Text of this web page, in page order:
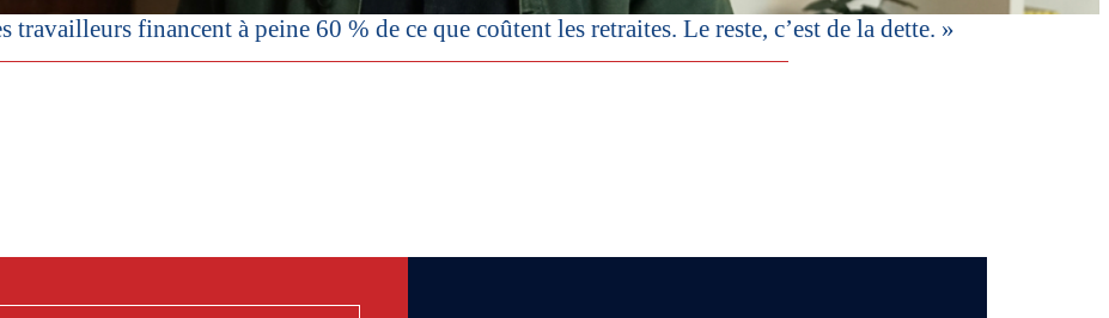
travailleurs financent à peine 60 % de ce que coûtent les retraites. Le reste, c’est de la dette. »